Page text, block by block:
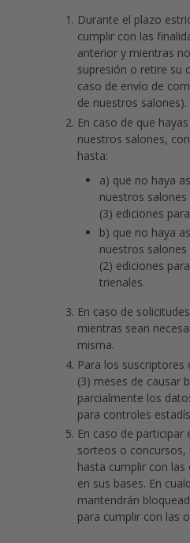
Durante el plazo
cumplir con las
anterior y mientras
supresión o retire su
caso de envío de
de nuestros salones).
En caso de que
nuestros salones,
hasta:
a) que no haya
nuestros
(3) ediciones
b) que no haya
nuestros
(2) ediciones
trienales.
En caso de
mientras sean
misma.
Para los suscriptores
(3) meses de causar
parcialmente los
para controles
En caso de
sorteos o concursos,
hasta cumplir con
en sus bases. En
mantendrán
para cumplir con las